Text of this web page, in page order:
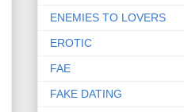
ENEMIES TO LOVERS
EROTIC
FAE
FAKE DATING